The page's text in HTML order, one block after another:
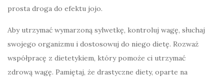
prosta droga do efektu jojo.
Aby utrzymać wymarzoną sylwetkę, kontroluj wagę, słuchaj
swojego organizmu i dostosowuj do niego dietę. Rozważ
współpracę z dietetykiem, który pomoże ci utrzymać
zdrową wagę. Pamiętaj, że drastyczne diety, oparte na